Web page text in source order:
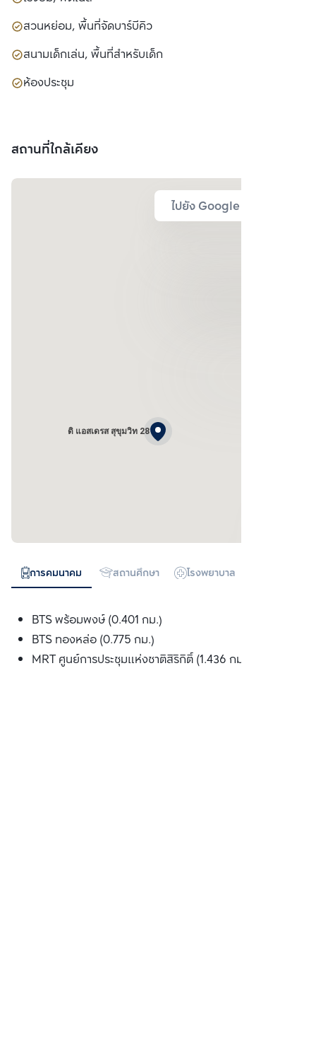
สวนหย่อม, พื้นที่จัดบาร์บีคิว
สนามเด็กเล่น, พื้นที่สำหรับเด็ก
ห้องประชุม
สถานที่ใกล้เคียง
ไปยัง Google Map
ดิ แอสเดรส สุขุมวิท 28
การคมนาคม สถานศึกษา โรงพยาบาล
BTS พร้อมพงษ์ (0.401 กม.)
BTS ทองหล่อ (0.775 กม.)
MRT ศูนย์การประชุมแห่งชาติสิริกิติ์ (1.436 กม.)